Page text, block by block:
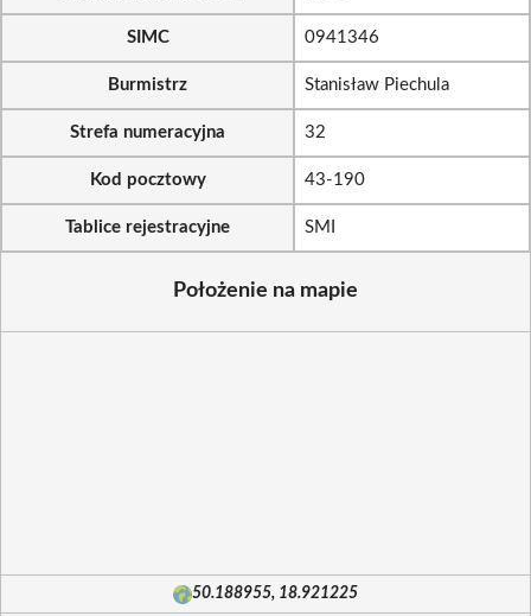
SIMC 0941346
Burmistrz Stanisław Piechula
Strefa numeracyjna 32
Kod pocztowy 43-190
Tablice rejestracyjne SMI
Położenie na mapie
50.188955, 18.921225